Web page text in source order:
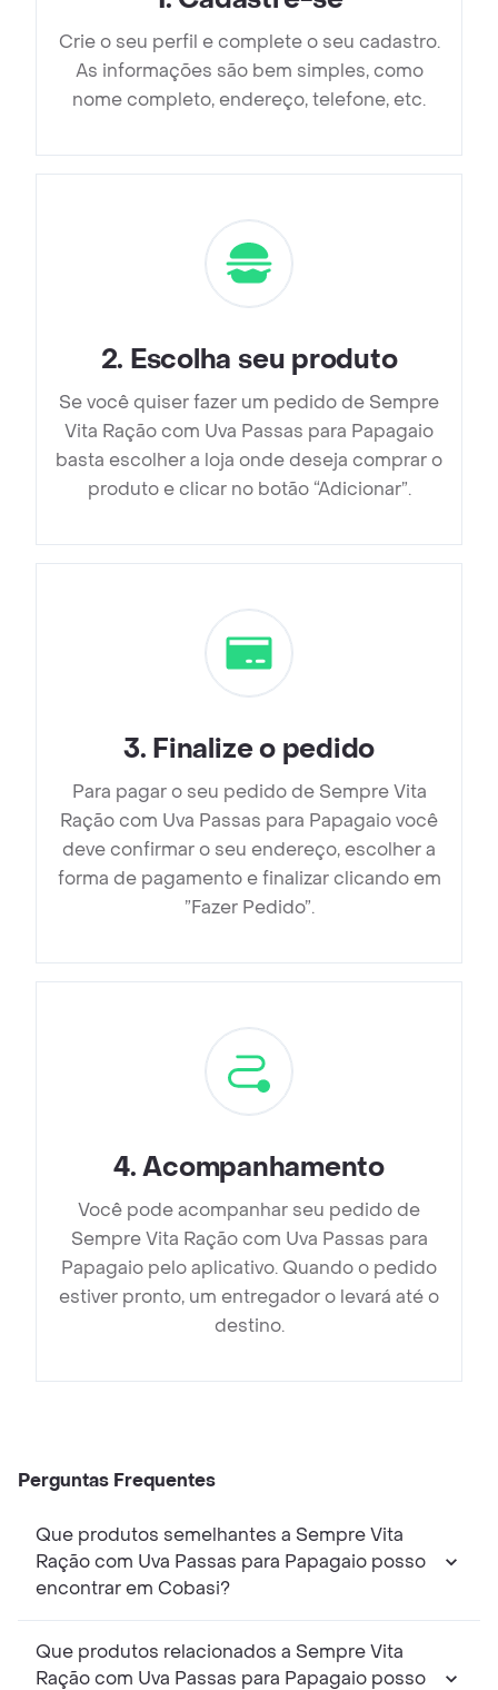
Crie o seu perfil e complete o seu cadastro.
As informações são bem simples, como
nome completo, endereço, telefone, etc.
2. Escolha seu produto
Se você quiser fazer um pedido de Sempre
Vita Ração com Uva Passas para Papagaio
basta escolher a loja onde deseja comprar o
produto e clicar no botão “Adicionar”.
3. Finalize o pedido
Para pagar o seu pedido de Sempre Vita
Ração com Uva Passas para Papagaio você
deve confirmar o seu endereço, escolher a
forma de pagamento e finalizar clicando em
”Fazer Pedido”.
4.Acompanhamento
Você pode acompanhar seu pedido de
Sempre Vita Ração com Uva Passas para
Papagaio pelo aplicativo. Quando o pedido
estiver pronto, um entregador o levará até o
destino.
Perguntas Frequentes
Que produtos semelhantes a Sempre Vita
Ração com Uva Passas para Papagaio posso
encontrar em Cobasi?
Que produtos relacionados a Sempre Vita
Ração com Uva Passas para Papagaio posso